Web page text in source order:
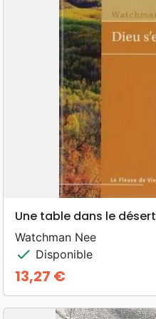
Une table dans le désert
Watchman Nee
check Disponible
Prix
13,27 €